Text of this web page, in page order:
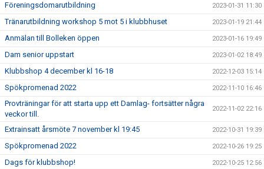
Föreningsdomarutbildning 2023-01-31 11:30
Tränarutbildning workshop 5 mot 5 i klubbhuset 2023-01-19 21:44
Anmälan till Bolleken öppen 2023-01-16 19:49
Dam senior uppstart 2023-01-02 18:49
Klubbshop 4 december kl 16-18 2022-12-03 15:14
Spökpromenad 2022 2022-11-10 16:46
Provträningar för att starta upp ett Damlag- fortsätter några
veckor till.
2022-11-02 22:16
Extrainsatt årsmöte 7 november kl 19:45 2022-10-31 19:39
Spökpromenad 2022 2022-10-26 19:25
Dags för klubbshop! 2022-10-25 12:56